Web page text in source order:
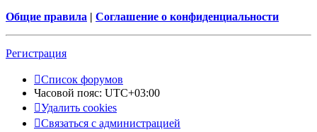
Общие правила | Соглашение о конфиденциальности
Регистрация
Список форумов
Часовой пояс: UTC+03:00
Удалить cookies
Связаться с администрацией